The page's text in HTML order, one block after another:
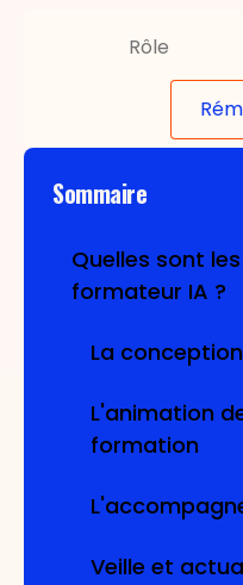
Rôle
Sommaire
Quelles sont
formateur IA ?
La
L'animation
formation
Veille et